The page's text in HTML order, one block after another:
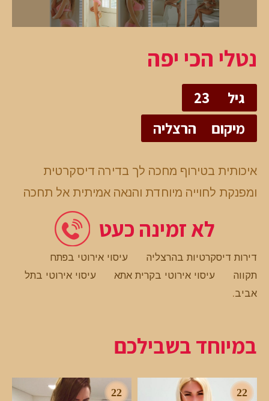
נטלי הכי יפה
גיל
23
מיקום
הרצליה
איכותית בטירוף מחכה לך בדירה דיסקרטית
ומפנקת לחוייה מיוחדת והנאה אמיתית אל תחכה
לא זמינה כעט
דירות דיסקרטיות בהרצליה
עיסוי אירוטי בפתח
תקווה
עיסוי אירוטי בקרית אתא
עיסוי אירוטי בתל
אביב.
במיוחד בשבילכם
22
22